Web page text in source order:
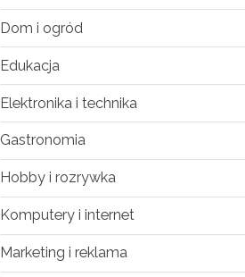
Dom i ogród
Edukacja
Elektronika i technika
Gastronomia
Hobby i rozrywka
Komputery i internet
Marketing i reklama